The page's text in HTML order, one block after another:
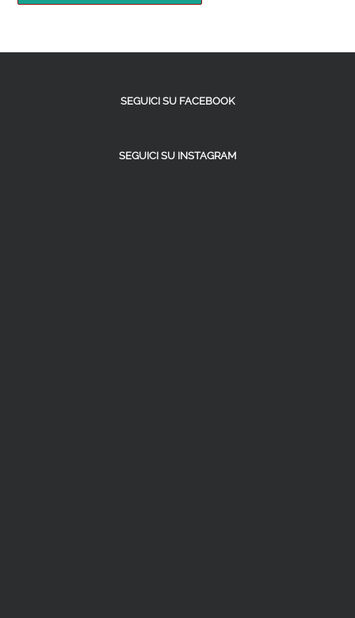
SEGUICI SU FACEBOOK
SEGUICI SU INSTAGRAM